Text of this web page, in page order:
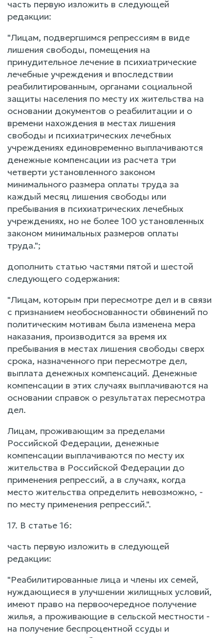
часть первую изложить в следующей
редакции:
"Лицам, подвергшимся репрессиям в виде
лишения свободы, помещения на
принудительное лечение в психиатрические
лечебные учреждения и впоследствии
реабилитированным, органами социальной
защиты населения по месту их жительства на
основании документов о реабилитации и о
времени нахождения в местах лишения
свободы и психиатрических лечебных
учреждениях единовременно выплачиваются
денежные компенсации из расчета три
четверти установленного законом
минимального размера оплаты труда за
каждый месяц лишения свободы или
пребывания в психиатрических лечебных
учреждениях, но не более 100 установленных
законом минимальных размеров оплаты
труда.";
дополнить статью частями пятой и шестой
следующего содержания:
"Лицам, которым при пересмотре дел и в связи
с признанием необоснованности обвинений по
политическим мотивам была изменена мера
наказания, производится за время их
пребывания в местах лишения свободы сверх
срока, назначенного при пересмотре дел,
выплата денежных компенсаций. Денежные
компенсации в этих случаях выплачиваются на
основании справок о результатах пересмотра
дел.
Лицам, проживающим за пределами
Российской Федерации, денежные
компенсации выплачиваются по месту их
жительства в Российской Федерации до
применения репрессий, а в случаях, когда
место жительства определить невозможно, -
по месту применения репрессий.".
17. В статье 16:
часть первую изложить в следующей
редакции:
"Реабилитированные лица и члены их семей,
нуждающиеся в улучшении жилищных условий,
имеют право на первоочередное получение
жилья, а проживающие в сельской местности -
на получение беспроцентной ссуды и